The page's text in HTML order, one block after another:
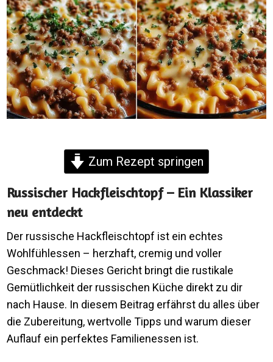
Zum Rezept springen
Russischer Hackfleischtopf – Ein Klassiker
neu entdeckt
Der russische Hackfleischtopf ist ein echtes
Wohlfühlessen – herzhaft, cremig und voller
Geschmack! Dieses Gericht bringt die rustikale
Gemütlichkeit der russischen Küche direkt zu dir
nach Hause. In diesem Beitrag erfährst du alles über
die Zubereitung, wertvolle Tipps und warum dieser
Auflauf ein perfektes Familienessen ist.